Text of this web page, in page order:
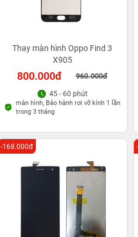
Thay màn hình Oppo Find 3
X905
800.000đ 960.000đ
45 - 60 phút
màn hình, Bảo hành rơi vỡ kính 1 lần
trong 3 tháng
-168.000đ